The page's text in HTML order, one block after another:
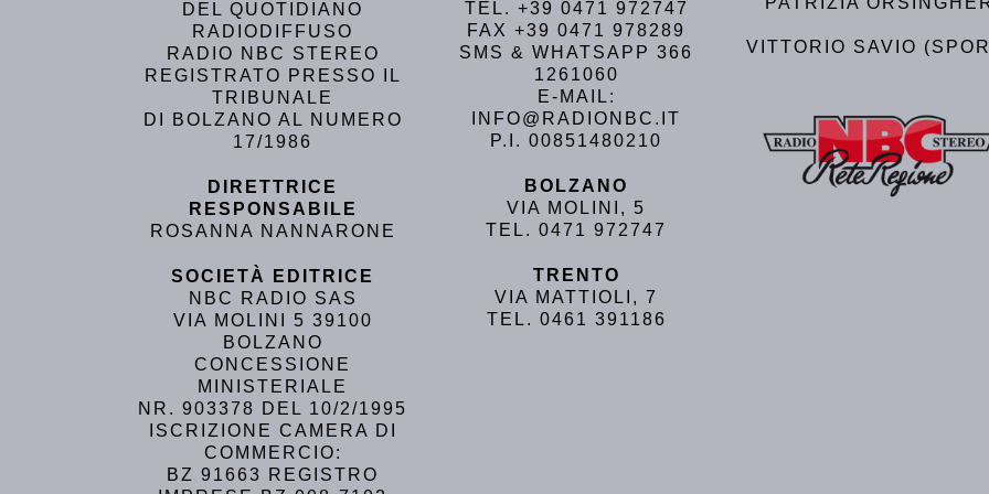
DEL QUOTIDIANO
RADIODIFFUSO
RADIO NBC STEREO
REGISTRATO PRESSO IL
TRIBUNALE
DI BOLZANO AL NUMERO
17/1986
DIRETTRICE
RESPONSABILE
ROSANNA NANNARONE
SOCIETÀ EDITRICE
NBC RADIO SAS
VIA MOLINI 5 39100
BOLZANO
CONCESSIONE
MINISTERIALE
NR. 903378 DEL 10/2/1995
ISCRIZIONE CAMERA DI
COMMERCIO:
BZ 91663 REGISTRO
TEL. +39 0471 972747
FAX +39 0471 978289
SMS & WHATSAPP 366
1261060
E-MAIL:
INFO@RADIONBC.IT
P.I. 00851480210
BOLZANO
VIA MOLINI, 5
TEL. 0471 972747
TRENTO
VIA MATTIOLI, 7
TEL. 0461 391186
VITTORIO SAVIO